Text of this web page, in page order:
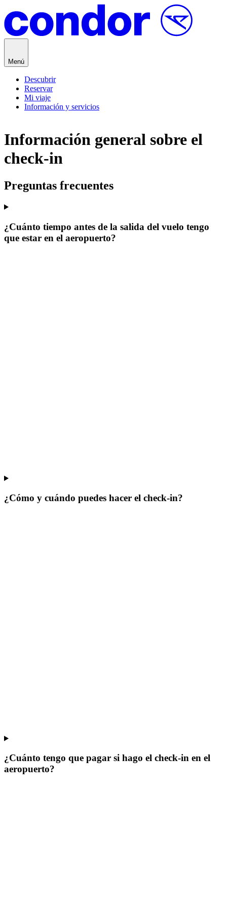
Menú
Descubrir
Reservar
Mi viaje
Información y servicios
Información general sobre el
check-in
Preguntas frecuentes
¿Cuánto tiempo antes de la salida del vuelo tengo
que estar en el aeropuerto?
¿Cómo y cuándo puedes hacer el check-in?
¿Cuánto tengo que pagar si hago el check-in en el
aeropuerto?